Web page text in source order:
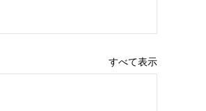
すべて表示